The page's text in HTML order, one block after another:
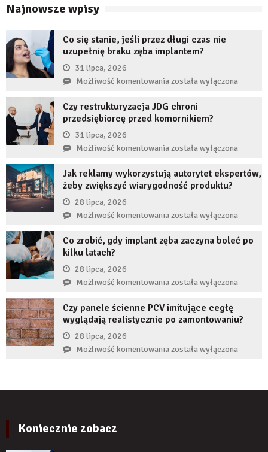
Najnowsze wpisy
Co się stanie, jeśli przez długi czas nie
uzupełnię braku zęba implantem?
31 lipca, 2026
Możliwość komentowaniaCo
stanie,
jeśli
długi
uzupełnię
implantem?
została wyłączona
Czy restrukturyzacja JDG chroni
przedsiębiorcę przed komornikiem?
31 lipca, 2026
Możliwość komentowaniaCzy
JDG
chroni
przed
komornikiem?
została wyłączona
Jak reklamy wykorzystują autorytet ekspertów,
żeby zwiększyć wiarygodność produktu?
28 lipca, 2026
Możliwość komentowaniaJak
wykorzystują
żeby
zwiększyć
wiarygodność
produktu?
została wyłączona
Co zrobić, gdy implant zęba zaczyna boleć po
kilku latach?
28 lipca, 2026
Możliwość komentowaniaCo
gdy
implant
zaczyna
została wyłączona
Czy panele ścienne PCV imitujące cegłę
wyglądają realistycznie po zamontowaniu?
28 lipca, 2026
Możliwość komentowaniaCzy
została wyłączona
Koniecznie zobacz